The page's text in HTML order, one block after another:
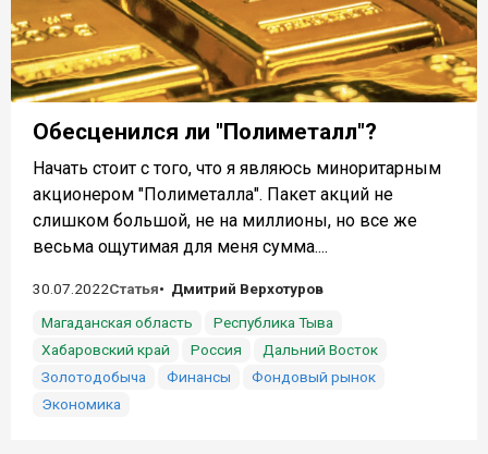
Обесценился ли "Полиметалл"?
Начать стоит с того, что я являюсь миноритарным
акционером "Полиметалла". Пакет акций не
слишком большой, не на миллионы, но все же
весьма ощутимая для меня сумма....
30.07.2022Статья
Дмитрий Верхотуров
Магаданская область
Республика Тыва
Хабаровский край
Россия
Дальний Восток
Золотодобыча
Финансы
Фондовый рынок
Экономика